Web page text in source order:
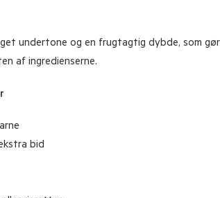
undertone og en frugtagtig dybde, som
af ingredienserne.
bid